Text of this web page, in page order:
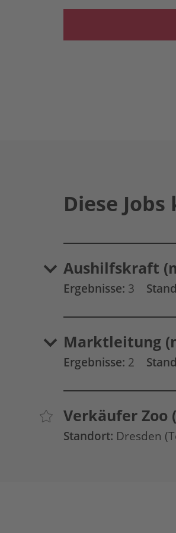
Diese
Aushilfskraft
Ergebnisse: 3
Marktleitung
Ergebnisse: 2
Verkäufer Zoo
Standort: Dresden